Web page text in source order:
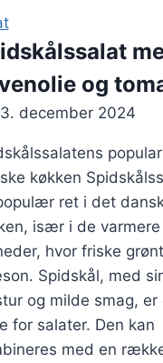
og
december 2024
køkken
ret i det
især i de varmere
hvor friske
Spidskål, med
og milde smag, er
for salater. Den kan
med en